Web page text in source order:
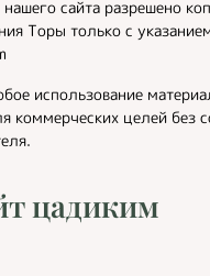
сайта разрешено
Торы только с
использование
коммерческих целей без
цадиким